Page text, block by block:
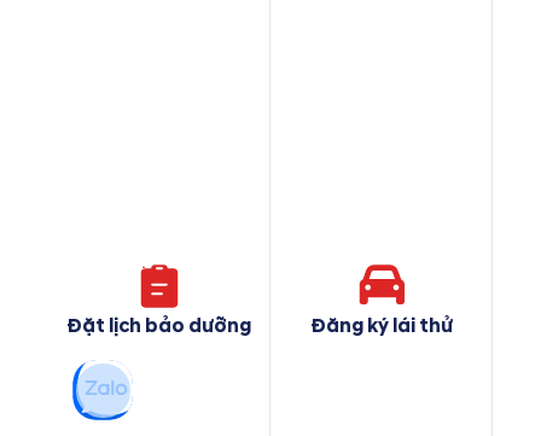
Đặt lịch bảo dưỡng Đăng ký lái thử